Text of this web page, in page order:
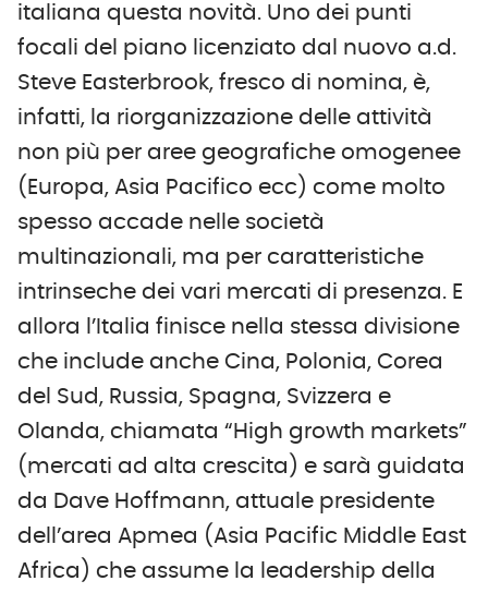
italiana questa novità. Uno dei punti
focali del piano licenziato dal nuovo a.d.
Steve Easterbrook, fresco di nomina, è,
infatti, la riorganizzazione delle attività
non più per aree geografiche omogenee
(Europa, Asia Pacifico ecc) come molto
spesso accade nelle società
multinazionali, ma per caratteristiche
intrinseche dei vari mercati di presenza. E
allora l’Italia finisce nella stessa divisione
che include anche Cina, Polonia, Corea
del Sud, Russia, Spagna, Svizzera e
Olanda, chiamata “High growth markets”
(mercati ad alta crescita) e sarà guidata
da Dave Hoffmann, attuale presidente
dell’area Apmea (Asia Pacific Middle East
Africa) che assume la leadership della